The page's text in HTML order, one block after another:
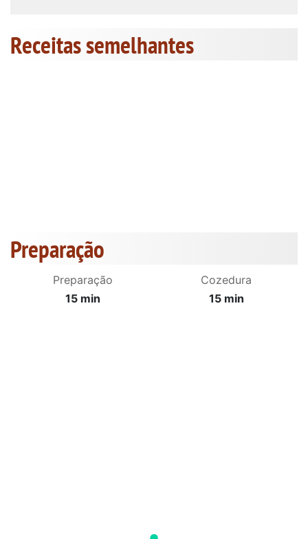
Receitas semelhantes
Preparação
Preparação
15 min
Cozedura
15 min